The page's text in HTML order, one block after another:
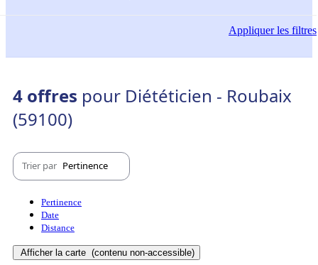
Appliquerles filtres
4 offres pour Diététicien - Roubaix
(59100)
Trier par Pertinence
Pertinence
Date
Distance
Afficher la carte (contenu non-accessible)